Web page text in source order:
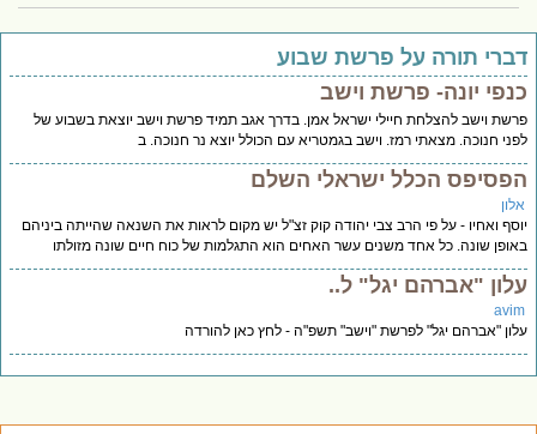
תורה על פרשת שבוע
יונה- פרשת וישב
וישב להצלחת חיילי ישראל אמן. בדרך אגב תמיד פרשת וישב יוצאת בשבוע של
חנוכה. מצאתי רמז. וישב בגמטריא עם הכולל יוצא נר חנוכה. ב
הכלל ישראלי השלם
ואחיו - על פי הרב צבי יהודה קוק זצ"ל יש מקום לראות את השנאה שהייתה ביניהם
שונה. כל אחד משנים עשר האחים הוא התגלמות של כוח חיים שונה מזולתו
"אברהם יגל" ל..
"אברהם יגל" לפרשת "וישב" תשפ"ה - לחץ כאן להורדה